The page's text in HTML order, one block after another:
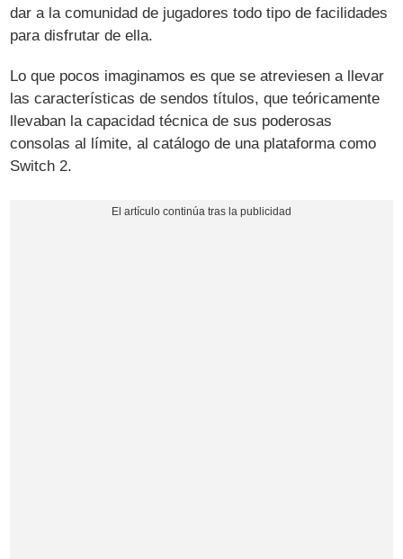
dar a la comunidad de jugadores todo tipo de facilidades
para disfrutar de ella.
Lo que pocos imaginamos es que se atreviesen a llevar
las características de sendos títulos, que teóricamente
llevaban la capacidad técnica de sus poderosas
consolas al límite, al catálogo de una plataforma como
Switch 2.